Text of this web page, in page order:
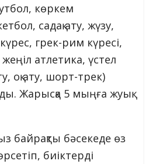
көркем
садақ ату, жүзу,
күрес, грек-рим күресі,
атлетика, үстел
оқ ату, шорт-трек)
Жарысқа 5 мыңға жуық
бәсекеде өз
биіктерді